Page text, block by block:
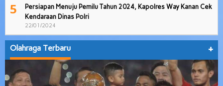
5
Persiapan Menuju Pemilu Tahun 2024, Kapolres Way Kanan Cek
Kendaraan Dinas Polri
22/01/2024
Olahraga Terbaru +